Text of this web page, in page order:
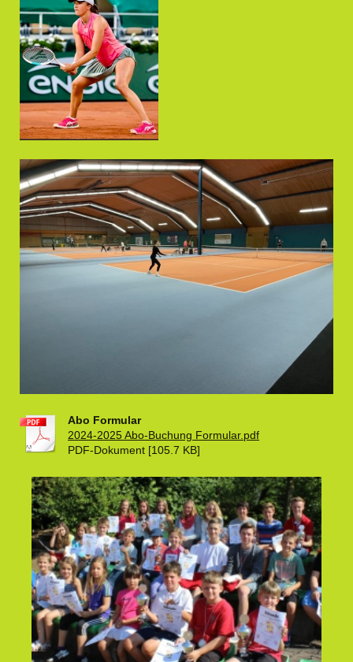
Abo Formular
2024-2025 Abo-Buchung Formular.pdf
PDF-Dokument [105.7 KB]